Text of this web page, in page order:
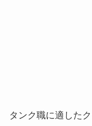
タンク職に適した